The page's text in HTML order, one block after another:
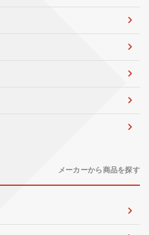
メーカーから商品を探す